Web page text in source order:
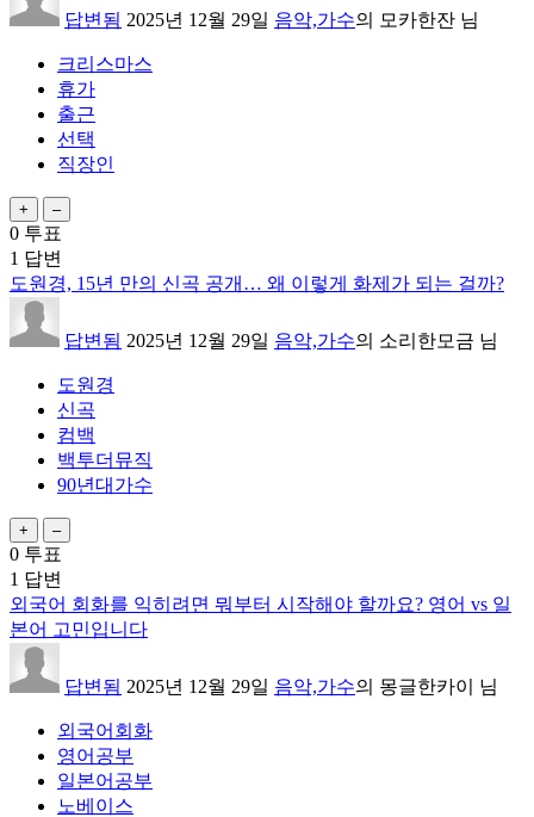
답변됨 2025년 12월 29일 음악,가수의 모카한잔 님
크리스마스
휴가
출근
선택
직장인
0 투표
1 답변
도원경, 15년 만의 신곡 공개… 왜 이렇게 화제가 되는 걸까?
답변됨 2025년 12월 29일 음악,가수의 소리한모금 님
도원경
신곡
컴백
백투더뮤직
90년대가수
0 투표
1 답변
외국어 회화를 익히려면 뭐부터 시작해야 할까요? 영어 vs 일
본어 고민입니다
답변됨 2025년 12월 29일 음악,가수의 몽글한카이 님
외국어회화
영어공부
일본어공부
노베이스